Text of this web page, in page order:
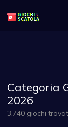
Categoria
2026
3,740 giochi